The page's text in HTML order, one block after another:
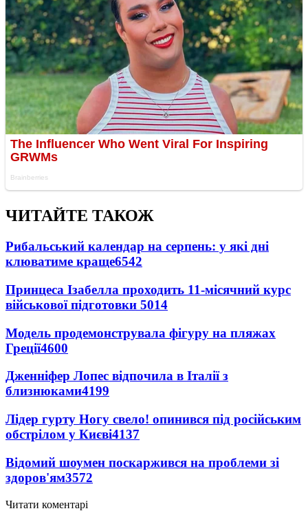
ЧИТАЙТЕ ТАКОЖ
Рибальський календар на серпень: у які дні
клюватиме краще6542
Принцеса Ізабелла проходить 11-місячний курс
військової підготовки 5014
Модель продемонструвала фігуру на пляжах
Греції4600
Дженніфер Лопес відпочила в Італії з
близнюками4199
Лідер гурту Ногу свело! опинився під російським
обстрілом у Києві4137
Відомий шоумен поскаржився на проблеми зі
здоров'ям3572
Читати коментарі